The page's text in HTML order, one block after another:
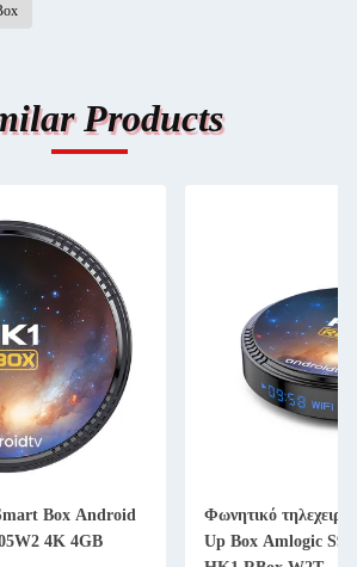
Products
Box Android
4K 4GB
Φωνητικό
Up Box Amlogic